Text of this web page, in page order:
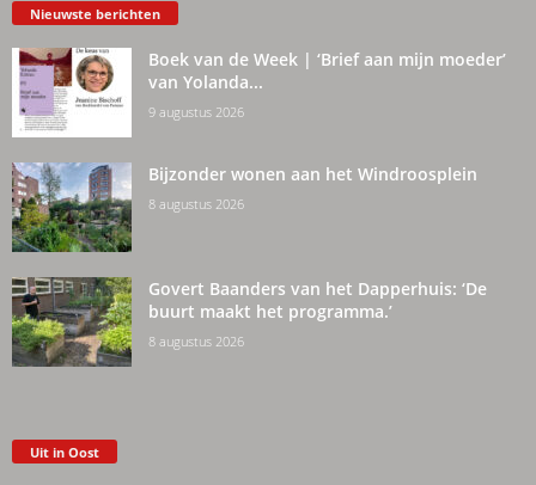
Nieuwste berichten
Boek van de Week | ‘Brief aan mijn moeder’
van Yolanda...
9 augustus 2026
Bijzonder wonen aan het Windroosplein
8 augustus 2026
Govert Baanders van het Dapperhuis: ‘De
buurt maakt het programma.’
8 augustus 2026
Uit in Oost